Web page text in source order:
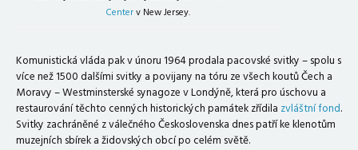
Centerv New Jersey.
Komunistická vláda pak v únoru 1964 prodala pacovské svitky – spolu s
více než 1500 dalšími svitky a povijany na tóru ze všech koutů Čech a
Moravy – Westminsterské synagoze v Londýně, která pro úschovu a
restaurování těchto cenných historických památek zřídila zvláštní fond.
Svitky zachráněné z válečného Československa dnes patří ke klenotům
muzejních sbírek a židovských obcí po celém světě.